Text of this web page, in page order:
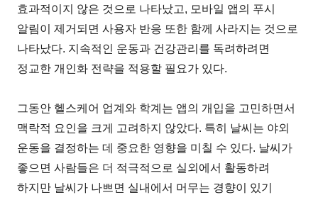
효과적이지 않은 것으로 나타났고, 모바일 앱의 푸시
알림이 제거되면 사용자 반응 또한 함께 사라지는 것으로
나타났다. 지속적인 운동과 건강관리를 독려하려면
정교한 개인화 전략을 적용할 필요가 있다.
그동안 헬스케어 업계와 학계는 앱의 개입을 고민하면서
맥락적 요인을 크게 고려하지 않았다. 특히 날씨는 야외
운동을 결정하는 데 중요한 영향을 미칠 수 있다. 날씨가
좋으면 사람들은 더 적극적으로 실외에서 활동하려
하지만 날씨가 나쁘면 실내에서 머무는 경향이 있기